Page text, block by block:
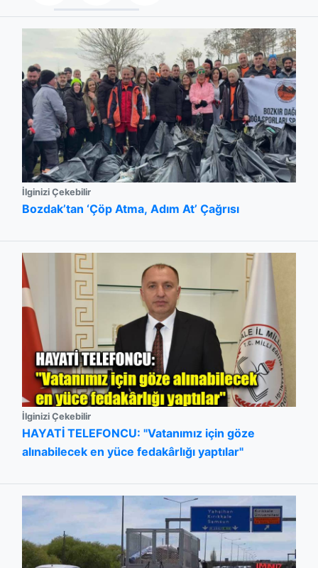
İlginizi Çekebilir
Bozdak’tan ‘Çöp Atma, Adım At’ Çağrısı
İlginizi Çekebilir
HAYATİ TELEFONCU: "Vatanımız için göze
alınabilecek en yüce fedakârlığı yaptılar"